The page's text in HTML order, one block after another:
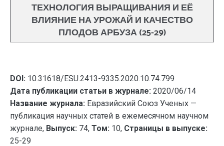
ТЕХНОЛОГИЯ ВЫРАЩИВАНИЯ И ЕЁ
ВЛИЯНИЕ НА УРОЖАЙ И КАЧЕСТВО
ПЛОДОВ АРБУЗА (25-29)
DOI: 10.31618/ESU.2413-9335.2020.10.74.799
Дата публикации статьи в журнале: 2020/06/14
Название журнала: Евразийский Союз Ученых —
публикация научных статей в ежемесячном научном
журнале, Выпуск: 74, Том: 10, Страницы в выпуске:
25-29